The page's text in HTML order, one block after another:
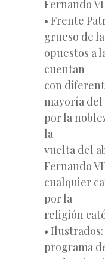
Fernando
• Frente
grueso de
opuestos a
cuentan
con
mayoría
por la
la
vuelta del
Fernando
cualquier
por la
religión
•
programa